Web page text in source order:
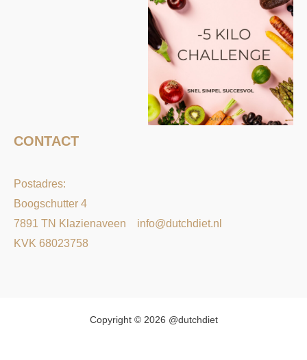
CONTACT
Postadres:
Boogschutter 4
7891 TN Klazienaveen info@dutchdiet.nl
KVK 68023758
Copyright © 2026 @dutchdiet